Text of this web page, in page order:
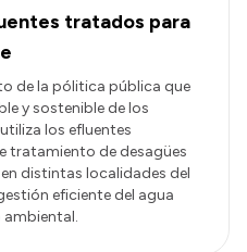
tratados para
de la pólitica pública que
y sostenible de los
los efluentes
tratamiento de desagües
distintas localidades del
eficiente del agua
ambiental.